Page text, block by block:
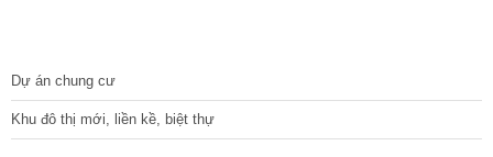
Dự án chung cư
Khu đô thị mới, liền kề, biệt thự